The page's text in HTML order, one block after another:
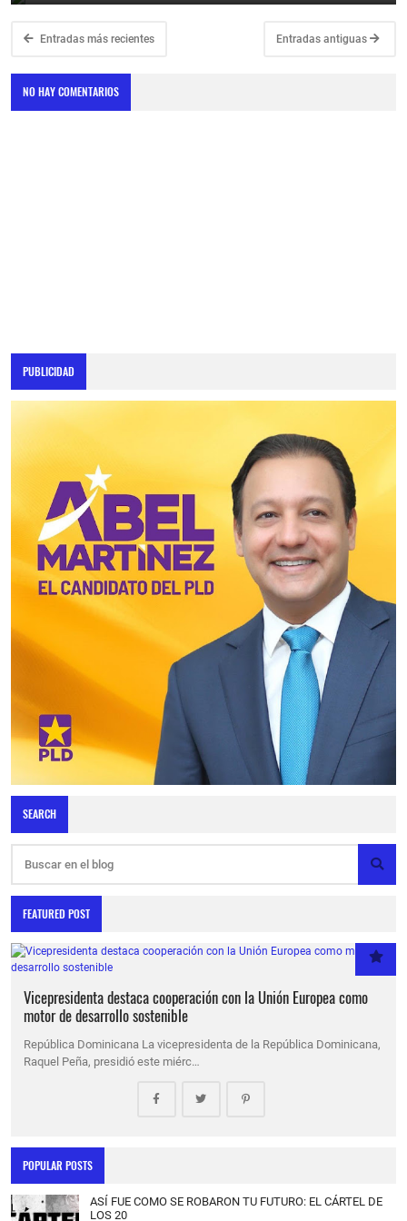
Entradas más recientes Entradas antiguas
NO HAY COMENTARIOS
PUBLICIDAD
SEARCH
FEATURED POST
Vicepresidenta destaca cooperación con la Unión Europea como
motor de desarrollo sostenible
República Dominicana La vicepresidenta de la República Dominicana,
Raquel Peña, presidió este miérc…
POPULAR POSTS
ASÍ FUE COMO SE ROBARON TU FUTURO: EL CÁRTEL DE
LOS 20